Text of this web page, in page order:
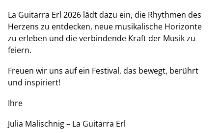
La Guitarra Erl 2026 lädt dazu ein, die Rhythmen des
Herzens zu entdecken, neue musikalische Horizonte
zu erleben und die verbindende Kraft der Musik zu
feiern.
Freuen wir uns auf ein Festival, das bewegt, berührt
und inspiriert!
Ihre
Julia Malischnig – La Guitarra Erl